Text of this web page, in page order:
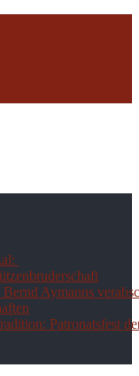
Aymanns
Patronatsfest